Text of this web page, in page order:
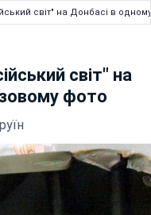
світ" на Донбасі в
світ" на
фото